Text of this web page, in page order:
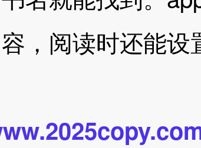
，阅读时还能设